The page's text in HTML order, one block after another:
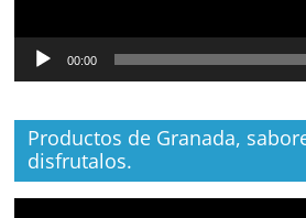
00:00
Productos de Granada,
disfrutalos.